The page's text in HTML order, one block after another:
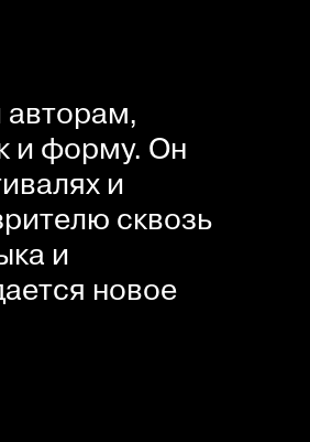
и форму. Он
и
сквозь
и
новое